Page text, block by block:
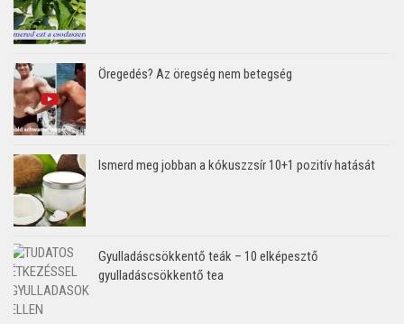
Öregedés? Az öregség nem betegség
Ismerd meg jobban a kókuszzsír 10+1 pozitív hatását
Gyulladáscsökkentő teák – 10 elképesztő
gyulladáscsökkentő tea